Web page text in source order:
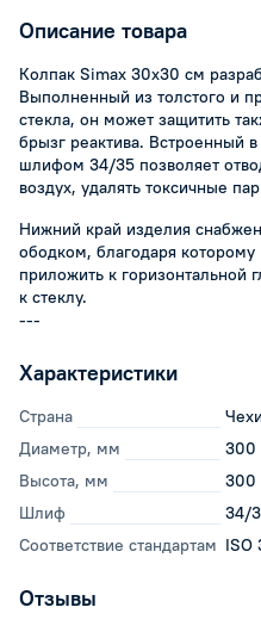
Описание товара
Колпак Simax 30х30 см
Выполненный из толстого и
стекла, он может защитить
брызг реактива. Встроенный
шлифом 34/35 позволяет
воздух, удалять токсичные
Нижний край изделия
ободком, благодаря
приложить к горизонтальной
к стеклу.
---
Характеристики
Страна
Диаметр, мм
300
Высота, мм
300
Шлиф
34/
Соответствие стандартам ISO
Отзывы